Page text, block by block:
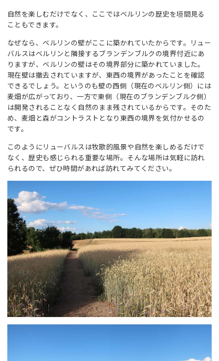
自然を楽しむだけでなく、ここではベルリンの歴史を垣間見る
こともできます。
なぜなら、ベルリンの壁がここに築かれていたからです。リュー
バルスはベルリンと隣接するブランデンブルクの境界付近にあ
りますが、ベルリンの壁はその境界部分に築かれていました。
現在壁は撤去されていますが、東西の境界があったことを確認
できるでしょう。というのも壁の西側（現在のベルリン側）には
麦畑が広がっており、一方で東側（現在のブランデンブルク側）
は開発されることなく自然のまま残されているからです。そのた
め、麦畑と森がコントラストとなり東西の境界を気付かせるの
です。
このようにリューバルスは牧歌的風景や自然を楽しめるだけで
なく、歴史も感じられる重要な場所。そんな場所は気軽に訪れ
られるので、ぜひ時間があれば訪れてみてください。